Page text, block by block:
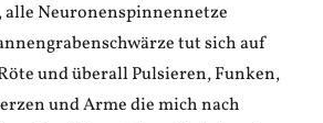
Neuronenspinnennetze
tut sich auf
und überall Pulsieren, Funken,
und Arme die mich nach